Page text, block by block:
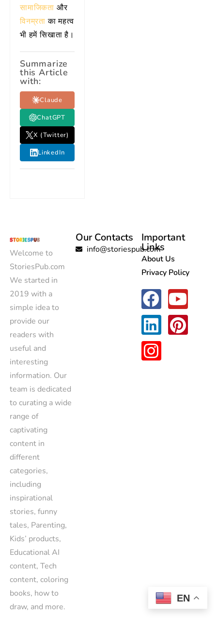
सामाजिकता और
विनम्रता का महत्व
भी हमें सिखाता है।
Summarize
this Article
with:
Claude
ChatGPT
X (Twitter)
LinkedIn
Welcome to
StoriesPub.com
We started in
2019 with a
simple idea to
provide our
readers with
useful and
interesting
information. Our
team is dedicated
to curating a wide
range of
captivating
content in
different
categories,
including
inspirational
stories, funny
tales, Parenting,
Kids’ products,
Educational AI
content, Tech
content, coloring
books, how to
draw, and more.
Our Contacts
info@storiespub.com
Important
Links
About Us
Privacy Policy
EN